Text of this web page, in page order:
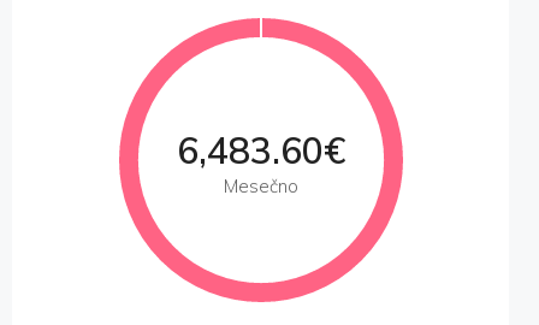
6,483.60€
Mesečno